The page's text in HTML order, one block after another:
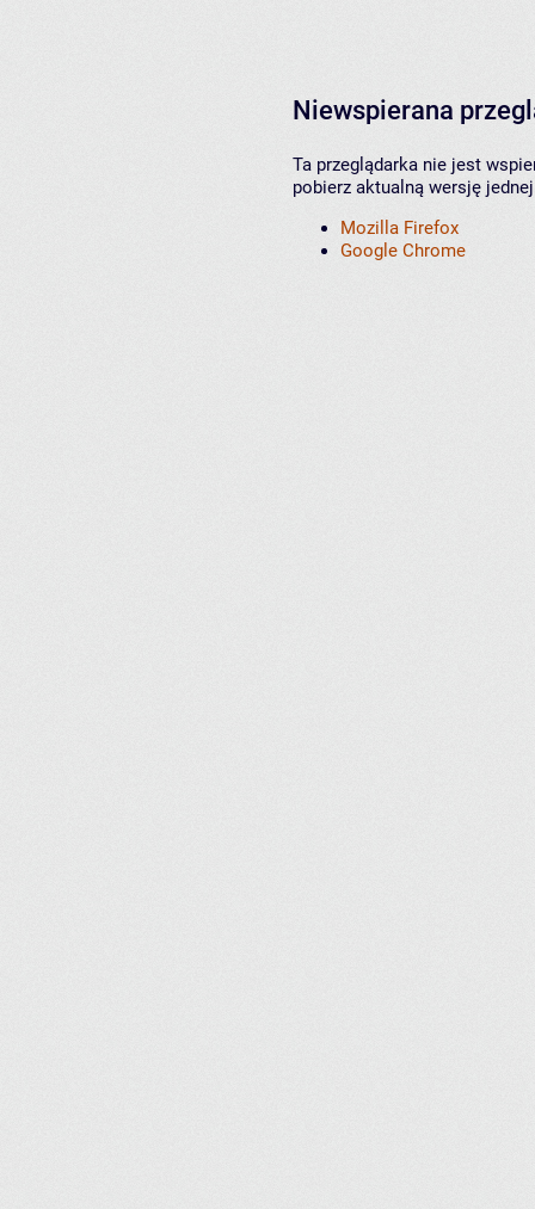
Niewspierana
Ta przeglądarka nie jest
pobierz aktualną wersję
Mozilla Firefox
Google Chrome